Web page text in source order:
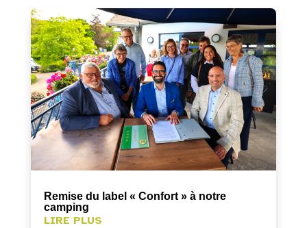
Remise du label « Confort » à notre
camping
LIRE PLUS